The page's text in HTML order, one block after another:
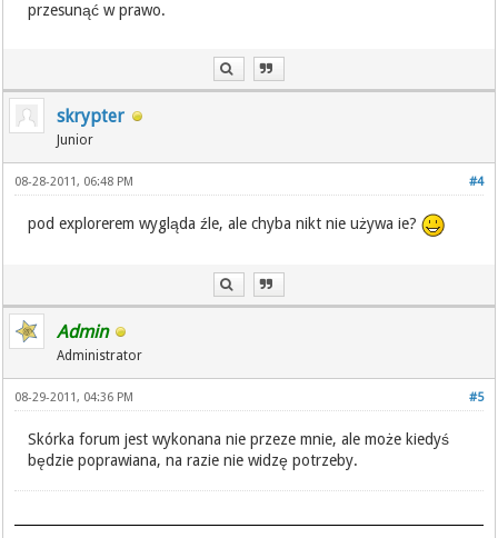
przesunąć w prawo.
skrypter
Junior
#4
08-28-2011, 06:48 PM
pod explorerem wygląda źle, ale chyba nikt nie używa ie?
Admin
Administrator
#5
08-29-2011, 04:36 PM
Skórka forum jest wykonana nie przeze mnie, ale może kiedyś
będzie poprawiana, na razie nie widzę potrzeby.